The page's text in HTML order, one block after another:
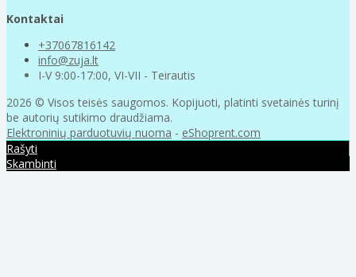
Kontaktai
+37067816142
info@zuja.lt
I-V 9:00-17:00, VI-VII - Teirautis
2026 © Visos teisės saugomos. Kopijuoti, platinti svetainės turinį
be autorių sutikimo draudžiama.
Elektroninių parduotuvių nuoma - eShoprent.com
Rašyti
Skambinti